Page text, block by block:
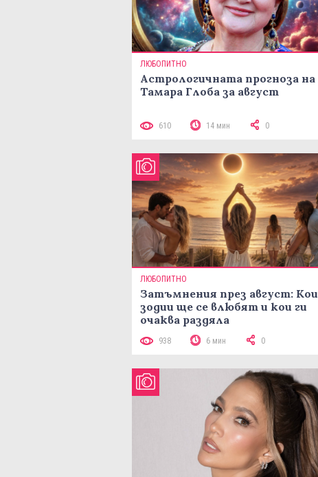
ЛЮБОПИТНО
Астрологичната прогноза на
Тамара Глоба за август
610 14 мин 0
ЛЮБОПИТНО
Затъмнения през август: Кои
зодии ще се влюбят и кои ги
очаква раздяла
938 6 мин 0